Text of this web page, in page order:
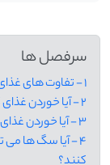
سرفصل ها
1 - تفاوت های غذای سگ و گربه
2 - آیا خوردن غذای گربه برای سگ ‌ها بی ‌خطر است؟
3 - آیا خوردن غذای گربه برای سگ‌ ها مضر است؟
4 - آیا سگ ها